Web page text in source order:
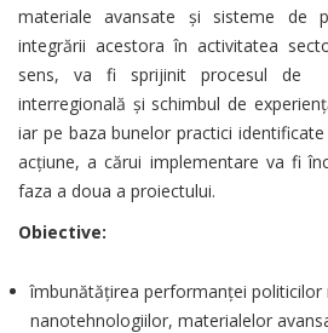
materiale avansate şi sisteme de
integrării acestora în activitatea
sens, va fi sprijinit procesul de
interregională şi schimbul de
iar pe baza bunelor practici
acţiune, a cărui implementare va fi
faza a doua a proiectului.
Obiective:
îmbunătăţirea performanţei politicilor
nanotehnologiilor, materialelor